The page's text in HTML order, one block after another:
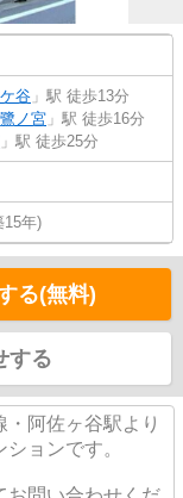
谷 」駅 徒歩13分
鷺ノ宮 」駅 徒歩16分
」駅 徒歩25分
15年)
る(無料)
する
・阿佐ヶ谷駅より
ョンです。